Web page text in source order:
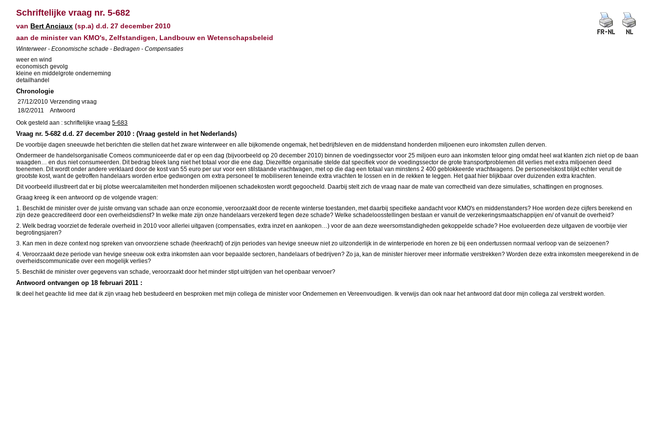
Schriftelijke vraag nr. 5-682
van Bert Anciaux (sp.a) d.d. 27 december 2010
aan de minister van KMO's, Zelfstandigen, Landbouw en Wetenschapsbeleid
Winterweer - Economische schade - Bedragen - Compensaties
weer en wind
economisch gevolg
kleine en middelgrote onderneming
detailhandel
Chronologie
27/12/2010 Verzending vraag
18/2/2011
Antwoord
Ook gesteld aan : schriftelijke vraag5-683
Vraag nr. 5-682 d.d. 27 december 2010 : (Vraag gesteld in het Nederlands)
De voorbije dagen sneeuwde het berichten die stellen dat het zware winterweer en alle bijkomende ongemak, het bedrijfsleven en de middenstand honderden miljoenen euro inkomsten zullen derven.
Ondermeer de handelsorganisatie Comeos communiceerde dat er op een dag (bijvoorbeeld op 20 december 2010) binnen de voedingssector voor 25 miljoen euro aan inkomsten teloor ging omdat heel wat klanten zich niet op de baan
waagden… en dus niet consumeerden. Dit bedrag bleek lang niet het totaal voor die ene dag. Diezelfde organisatie stelde dat specifiek voor de voedingssector de grote transportproblemen dit verlies met extra miljoenen deed
toenemen. Dit wordt onder andere verklaard door de kost van 55 euro per uur voor een stilstaande vrachtwagen, met op die dag een totaal van minstens 2 400 geblokkeerde vrachtwagens. De personeelskost blijkt echter veruit de
grootste kost, want de getroffen handelaars worden ertoe gedwongen om extra personeel te mobiliseren teneinde extra vrachten te lossen en in de rekken te leggen. Het gaat hier blijkbaar over duizenden extra krachten.
Dit voorbeeld illustreert dat er bij plotse weercalamiteiten met honderden miljoenen schadekosten wordt gegoocheld. Daarbij stelt zich de vraag naar de mate van correctheid van deze simulaties, schattingen en prognoses.
Graag kreeg ik een antwoord op de volgende vragen:
1. Beschikt de minister over de juiste omvang van schade aan onze economie, veroorzaakt door de recente winterse toestanden, met daarbij specifieke aandacht voor KMO's en middenstanders? Hoe worden deze cijfers berekend en
zijn deze geaccrediteerd door een overheidsdienst? In welke mate zijn onze handelaars verzekerd tegen deze schade? Welke schadeloosstellingen bestaan er vanuit de verzekeringsmaatschappijen en/ of vanuit de overheid?
2. Welk bedrag voorziet de federale overheid in 2010 voor allerlei uitgaven (compensaties, extra inzet en aankopen…) voor de aan deze weersomstandigheden gekoppelde schade? Hoe evolueerden deze uitgaven de voorbije vier
begrotingsjaren?
3. Kan men in deze context nog spreken van onvoorziene schade (heerkracht) of zijn periodes van hevige sneeuw niet zo uitzonderlijk in de winterperiode en horen ze bij een ondertussen normaal verloop van de seizoenen?
4. Veroorzaakt deze periode van hevige sneeuw ook extra inkomsten aan voor bepaalde sectoren, handelaars of bedrijven? Zo ja, kan de minister hierover meer informatie verstrekken? Worden deze extra inkomsten meegerekend in de
overheidscommunicatie over een mogelijk verlies?
5. Beschikt de minister over gegevens van schade, veroorzaakt door het minder stipt uitrijden van het openbaar vervoer?
Antwoord ontvangen op 18 februari 2011 :
Ik deel het geachte lid mee dat ik zijn vraag heb bestudeerd en besproken met mijn collega de minister voor Ondernemen en Vereenvoudigen. Ik verwijs dan ook naar het antwoord dat door mijn collega zal verstrekt worden.